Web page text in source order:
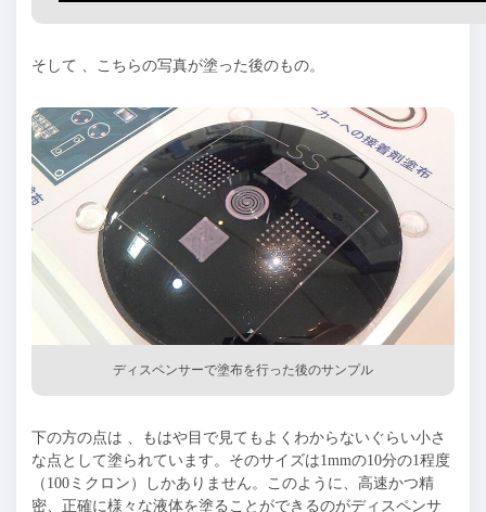
そして 、こちらの写真が塗った後のもの。
ディスペンサーで塗布を行った後のサンプル
下の方の点は 、もはや目で見てもよくわからないぐらい小さ
な点として塗られています。そのサイズは1mmの10分の1程度
（100ミクロン）しかありません。このように、高速かつ精
密、正確に様々な液体を塗ることができるのがディスペンサ